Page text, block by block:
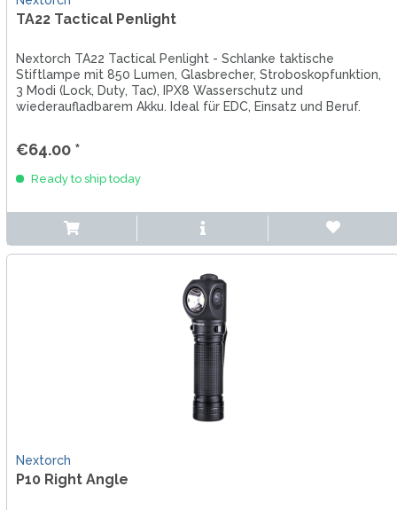
TA22 Tactical Penlight
Nextorch TA22 Tactical Penlight - Schlanke taktische
Stiftlampe mit 850 Lumen, Glasbrecher, Stroboskopfunktion,
3 Modi (Lock, Duty, Tac), IPX8 Wasserschutz und
wiederaufladbarem Akku. Ideal für EDC, Einsatz und Beruf.
€64.00 *
Ready to ship today
Nextorch
P10 Right Angle